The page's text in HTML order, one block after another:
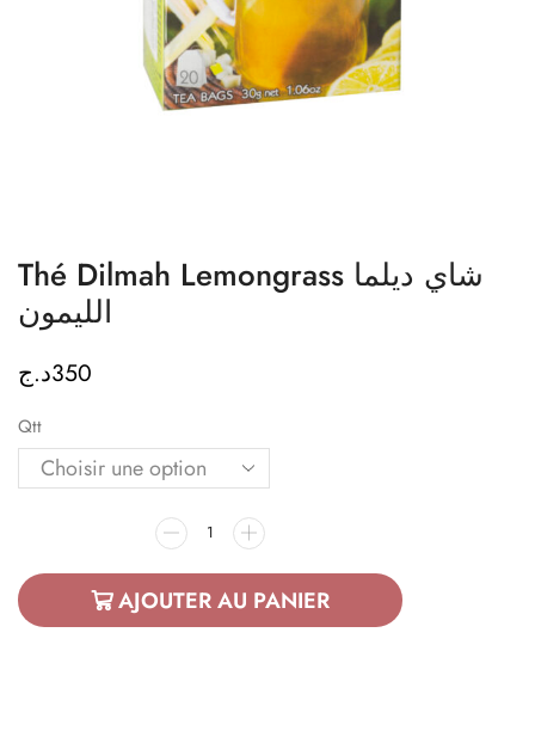
Thé Dilmah Lemongrass شاي ديلما
الليمون
350د.ج
Qtt
AJOUTER AU PANIER